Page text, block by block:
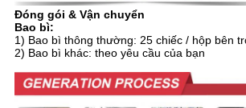
Đóng gói & Vận chuyển
Bao bì:
1) Bao bì thông thường: 25 chiếc / hộp bên
2) Bao bì khác: theo yêu cầu của bạn